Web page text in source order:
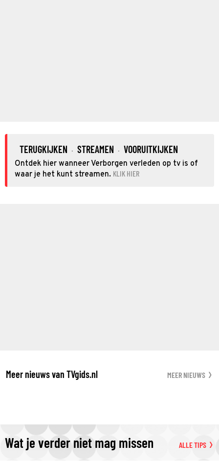
TERUGKIJKEN · STREAMEN · VOORUITKIJKEN
Ontdek hier wanneer Verborgen verleden op tv is of
waar je het kunt streamen. KLIK HIER
Meer nieuws van TVgids.nl MEER NIEUWS
Wat je verder niet mag missen ALLE TIPS